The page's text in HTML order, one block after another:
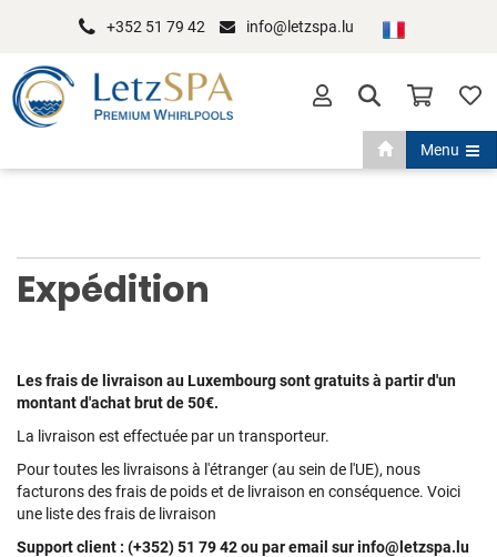
+352 51 79 42 info@letzspa.lu
Toggle
Menu
Expédition
Les frais de livraison au Luxembourg sont gratuits à partir d'un
montant d'achat brut de 50€.
La livraison est effectuée par un transporteur.
Pour toutes les livraisons à l'étranger (au sein de l'UE), nous
facturons des frais de poids et de livraison en conséquence. Voici
une liste des frais de livraison
Support client : (+352) 51 79 42 ou par email sur info@letzspa.lu